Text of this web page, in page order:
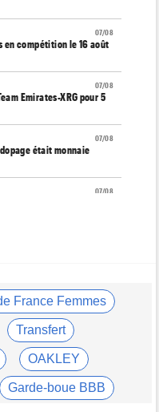
07/08
en compétition le 16 août
07/08
Emirates-XRG pour 5
07/08
était monnaie
07/08
jeunes de sa formation
génial d'être cycliste"
un peu trop loin…"
devant Pithie
France Femmes
Transfert
OAKLEY
Garde-boue BBB